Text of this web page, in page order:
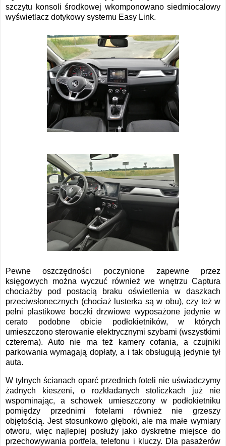
szczytu konsoli środkowej wkomponowano siedmiocalowy
wyświetlacz dotykowy systemu Easy Link.
Pewne oszczędności poczynione zapewne przez
księgowych można wyczuć również we wnętrzu Captura
chociażby pod postacią braku oświetlenia w daszkach
przeciwsłonecznych (chociaż lusterka są w obu), czy też w
pełni plastikowe boczki drzwiowe wyposażone jedynie w
cerato podobne obicie podłokietników, w których
umieszczono sterowanie elektrycznymi szybami (wszystkimi
czterema). Auto nie ma też kamery cofania, a czujniki
parkowania wymagają dopłaty, a i tak obsługują jedynie tył
auta.
W tylnych ścianach oparć przednich foteli nie uświadczymy
żadnych kieszeni, o rozkładanych stoliczkach już nie
wspominając, a schowek umieszczony w podłokietniku
pomiędzy przednimi fotelami również nie grzeszy
objętością. Jest stosunkowo głęboki, ale ma małe wymiary
otworu, więc najlepiej posłuży jako dyskretne miejsce do
przechowywania portfela, telefonu i kluczy. Dla pasażerów